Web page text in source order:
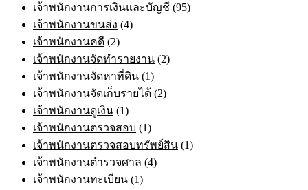
เจ้าพนักงานการเงินและบัญชี (95)
เจ้าพนักงานขนส่ง (4)
เจ้าพนักงานคดี (2)
เจ้าพนักงานจัดทำรายงาน (2)
เจ้าพนักงานจัดหาที่ดิน (1)
เจ้าพนักงานจัดเก็บรายได้ (2)
เจ้าพนักงานดูเงิน (1)
เจ้าพนักงานตรวจสอบ (1)
เจ้าพนักงานตรวจสอบทรัพย์สิน (1)
เจ้าพนักงานตำรวจศาล (4)
เจ้าพนักงานทะเบียน (1)